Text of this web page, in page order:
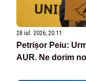
28 iul. 2026, 20:11
Petrișor Peiu:
AUR. Ne dorim